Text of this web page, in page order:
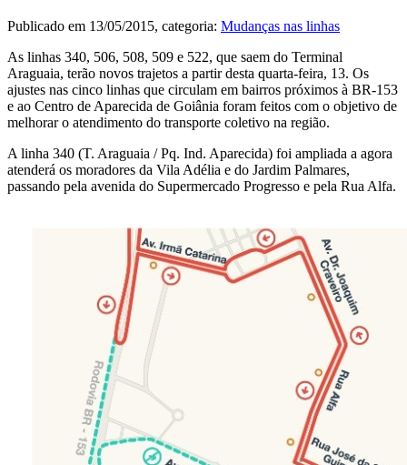
Publicado em 13/05/2015, categoria: Mudanças nas linhas
As linhas 340, 506, 508, 509 e 522, que saem do Terminal
Araguaia, terão novos trajetos a partir desta quarta-feira, 13. Os
ajustes nas cinco linhas que circulam em bairros próximos à BR-153
e ao Centro de Aparecida de Goiânia foram feitos com o objetivo de
melhorar o atendimento do transporte coletivo na região.
A linha 340 (T. Araguaia / Pq. Ind. Aparecida) foi ampliada a agora
atenderá os moradores da Vila Adélia e do Jardim Palmares,
passando pela avenida do Supermercado Progresso e pela Rua Alfa.